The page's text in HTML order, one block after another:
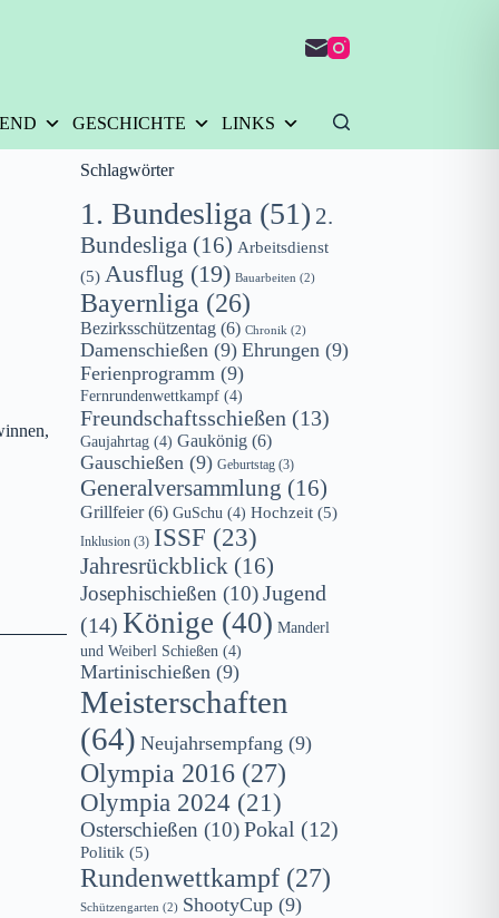
GESCHICHTE LINKS
Schlagwörter
1. Bundesliga(51) 2.
Bundesliga(16) Arbeitsdienst
(5) Ausflug (19) Bauarbeiten(2)
Bayernliga(26)
Bezirksschützentag(6) Chronik(2)
Damenschießen(9) Ehrungen(9)
Ferienprogramm(9)
Fernrundenwettkampf(4)
Freundschaftsschießen (13)
Gaujahrtag(4) Gaukönig(6)
Gauschießen(9) Geburtstag(3)
Generalversammlung (16)
Grillfeier(6) GuSchu(4) Hochzeit(5)
Inklusion(3) ISSF (23)
Jahresrückblick(16)
Josephischießen (10) Jugend
(14) Könige (40) Manderl
und Weiberl Schießen(4)
Martinischießen(9)
Meisterschaften
(64) Neujahrsempfang (9)
Olympia 2016(27)
Olympia 2024(21)
Osterschießen (10) Pokal (12)
Politik(5)
Rundenwettkampf(27)
Schützengarten(2) ShootyCup(9)